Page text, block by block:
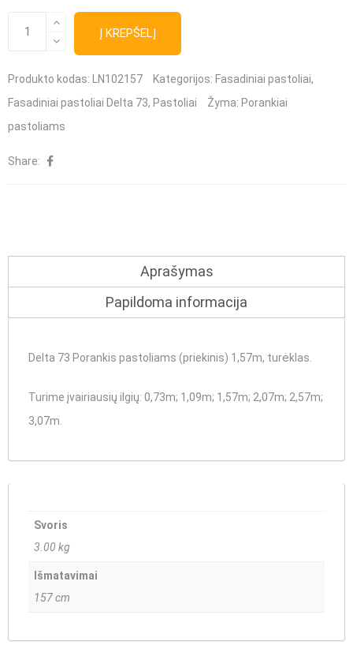
(priekinis)
Į KREPŠELĮ
Produkto kodas: LN102157 Kategorijos: Fasadiniai pastoliai,
Fasadiniai pastoliai Delta 73, Pastoliai Žyma: Porankiai
pastoliams
Share:
Aprašymas
Papildoma informacija
Delta 73 Porankis pastoliams (priekinis) 1,57m, turėklas.
Turime įvairiausių ilgių: 0,73m; 1,09m; 1,57m; 2,07m; 2,57m;
3,07m.
Svoris
3.00 kg
Išmatavimai
157 cm